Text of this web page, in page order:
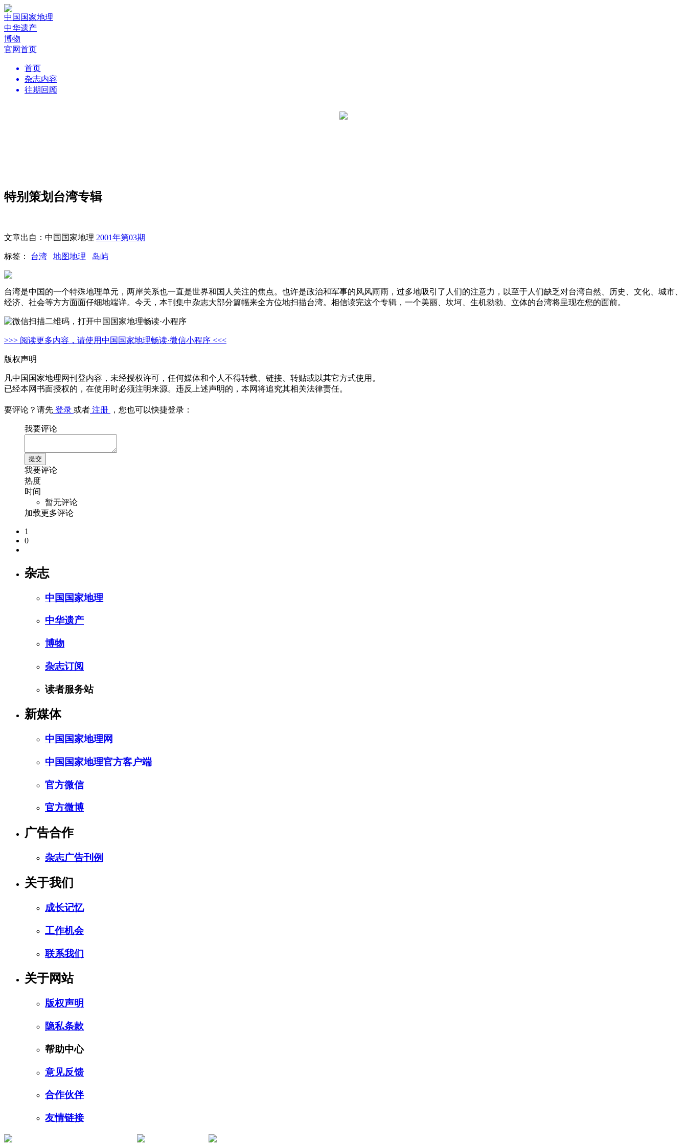
中国国家地理
中华遗产
博物
官网首页
首页
杂志内容
往期回顾
特别策划台湾专辑
文章出自：中国国家地理 2001年第03期
标签： 台湾 地图地理 岛屿
台湾是中国的一个特殊地理单元，两岸关系也一直是世界和国人关注的焦点。也许是政治和军事的风风雨雨，过多地吸引了人们的注意力，以至于人们缺乏对台湾自然、历史、文化、城市、
经济、社会等方方面面仔细地端详。今天，本刊集中杂志大部分篇幅来全方位地扫描台湾。相信读完这个专辑，一个美丽、坎坷、生机勃勃、立体的台湾将呈现在您的面前。
>>> 阅读更多内容，请使用中国国家地理畅读·微信小程序 <<<
版权声明
凡中国国家地理网刊登内容，未经授权许可，任何媒体和个人不得转载、链接、转贴或以其它方式使用。
已经本网书面授权的，在使用时必须注明来源。违反上述声明的，本网将追究其相关法律责任。
要评论？请先 登录 或者 注册 ，您也可以快捷登录：
我要评论
我要评论
热度
时间
暂无评论
加载更多评论
1
0
杂志
中国国家地理
中华遗产
博物
杂志订阅
读者服务站
新媒体
中国国家地理网
中国国家地理官方客户端
官方微信
官方微博
广告合作
杂志广告刊例
关于我们
成长记忆
工作机会
联系我们
关于网站
版权声明
隐私条款
帮助中心
意见反馈
合作伙伴
友情链接